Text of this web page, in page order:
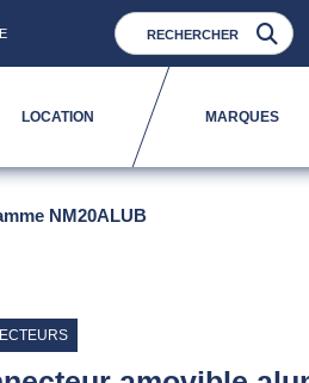
LOCATION MARQUES
NM20ALUB